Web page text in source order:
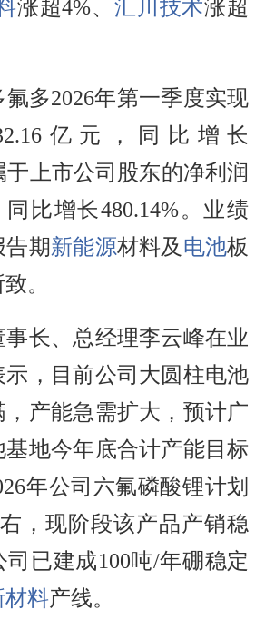
涨超4%、汇川技术涨超
多2026年第一季度实现
亿元，同比增长
于上市公司股东的净利润
同比增长480.14%。业绩
期新能源材料及 电池板
。
长、总经理李云峰在业
，目前公司大圆柱电池
，产能急需扩大，预计广
地今年底合计产能目标
年公司六氟磷酸锂计划
，现阶段该产品产销稳
司已建成100吨/年硼稳定
材料产线。